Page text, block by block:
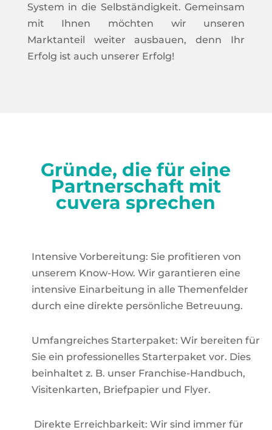
System in die Selbständigkeit. Gemeinsam
mit Ihnen möchten wir unseren
Marktanteil weiter ausbauen, denn Ihr
Erfolg ist auch unserer Erfolg!
Gründe, die für eine
Partnerschaft mit
cuvera sprechen
Intensive Vorbereitung: Sie profitieren von
unserem Know-How. Wir garantieren eine
intensive Einarbeitung in alle Themenfelder
durch eine direkte persönliche Betreuung.
Umfangreiches Starterpaket: Wir bereiten für
Sie ein professionelles Starterpaket vor. Dies
beinhaltet z. B. unser Franchise-Handbuch,
Visitenkarten, Briefpapier und Flyer.
Direkte Erreichbarkeit: Wir sind immer für